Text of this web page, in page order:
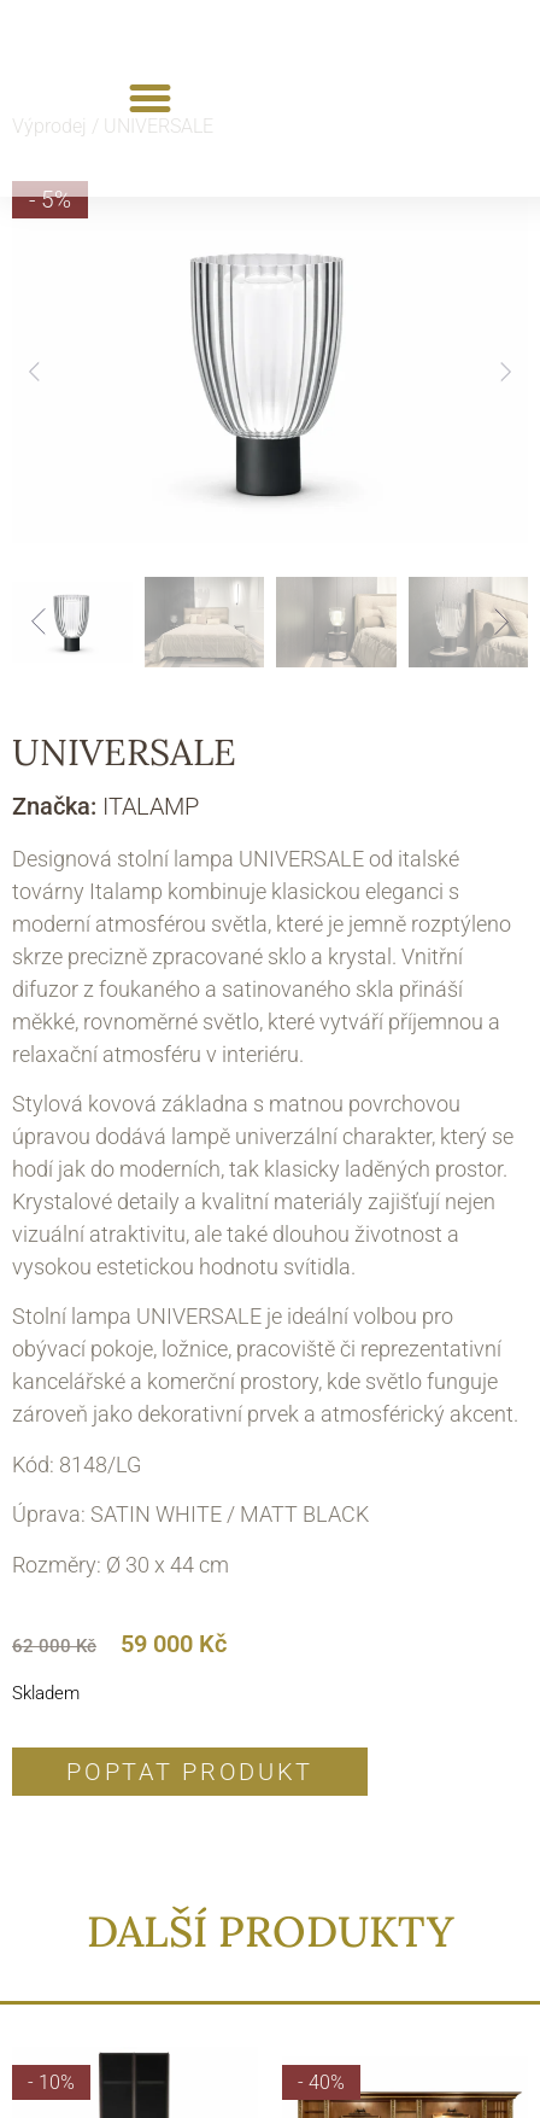
Výprodej / UNIVERSALE
- 5%
UNIVERSALE
Značka: ITALAMP
Designová stolní lampa UNIVERSALE od italské
továrny Italamp kombinuje klasickou eleganci s
moderní atmosférou světla, které je jemně rozptýleno
skrze precizně zpracované sklo a krystal. Vnitřní
difuzor z foukaného a satinovaného skla přináší
měkké, rovnoměrné světlo, které vytváří příjemnou a
relaxační atmosféru v interiéru.
Stylová kovová základna s matnou povrchovou
úpravou dodává lampě univerzální charakter, který se
hodí jak do moderních, tak klasicky laděných prostor.
Krystalové detaily a kvalitní materiály zajišťují nejen
vizuální atraktivitu, ale také dlouhou životnost a
vysokou estetickou hodnotu svítidla.
Stolní lampa UNIVERSALE je ideální volbou pro
obývací pokoje, ložnice, pracoviště či reprezentativní
kancelářské a komerční prostory, kde světlo funguje
zároveň jako dekorativní prvek a atmosférický akcent.
Kód: 8148/LG
Úprava: SATIN WHITE / MATT BLACK
Rozměry: Ø 30 х 44 cm
62 000Kč 59 000 Kč
Skladem
POPTAT PRODUKT
DALŠÍ PRODUKTY
- 10% - 40%